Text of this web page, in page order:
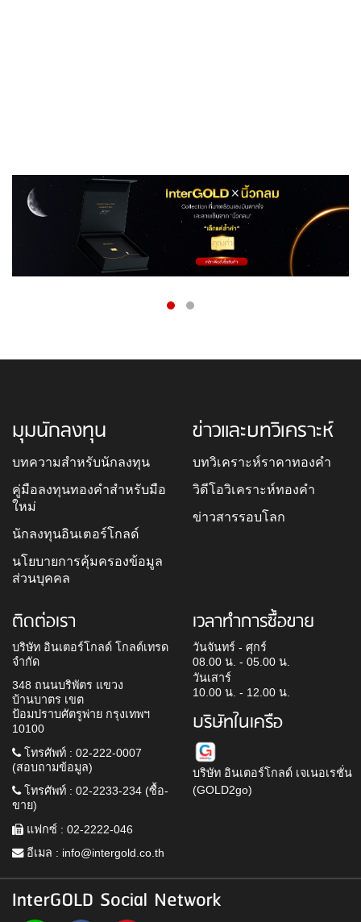
มุมนักลงทุน
บทความสำหรับนักลงทุน
คู่มือลงทุนทองคำสำหรับมือ
ใหม่
นักลงทุนอินเตอร์โกลด์
นโยบายการคุ้มครองข้อมูล
ส่วนบุคคล
ข่าวและบทวิเคราะห์
บทวิเคราะห์ราคาทองคำ
วิดีโอวิเคราะห์ทองคำ
ข่าวสารรอบโลก
ติดต่อเรา
บริษัท อินเตอร์โกลด์ โกลด์เทรด
จำกัด
348 ถนนบริพัตร แขวง
บ้านบาตร เขต
ป้อมปราบศัตรูพ่าย กรุงเทพฯ
10100
โทรศัพท์ : 02-222-0007
(สอบถามข้อมูล)
โทรศัพท์ : 02-2233-234 (ซื้อ-
ขาย)
แฟกซ์ : 02-2222-046
อีเมล : info@intergold.co.th
เวลาทำการซื้อขาย
วันจันทร์ - ศุกร์
08.00 น. - 05.00 น.
วันเสาร์
10.00 น. - 12.00 น.
บริษัทในเครือ
บริษัท อินเตอร์โกลด์ เจเนอเรชั่น
(GOLD2go)
InterGOLD Social Network